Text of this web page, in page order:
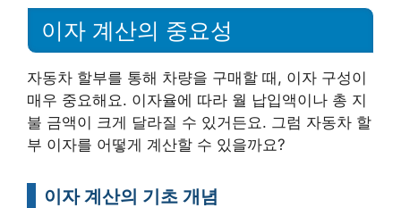
이자 계산의 중요성
자동차 할부를 통해 차량을 구매할 때, 이자 구성이
매우 중요해요. 이자율에 따라 월 납입액이나 총 지
불 금액이 크게 달라질 수 있거든요. 그럼 자동차 할
부 이자를 어떻게 계산할 수 있을까요?
이자 계산의 기초 개념